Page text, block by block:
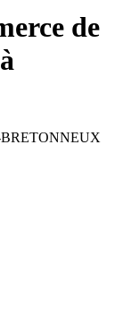
de
BRETONNEUX